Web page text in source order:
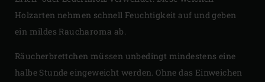
Holzarten nehmen schnell Feuchtigkeit auf und geben
ein mildes Raucharoma ab.
Räucherbrettchen müssen unbedingt mindestens eine
halbe Stunde eingeweicht werden. Ohne das Einweichen